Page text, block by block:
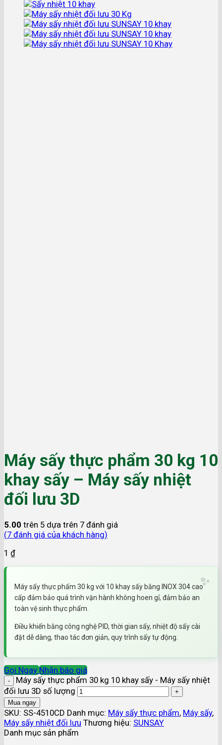
Máy sấy thực phẩm 30 kg 10
khay sấy – Máy sấy nhiệt
đối lưu 3D
5.00 trên 5 dựa trên 7 đánh giá
(7 đánh giá của khách hàng)
1 ₫
Máy sấy thực phẩm 30 kg với 10 khay sấy bằng INOX 304 cao
cấp đảm bảo quá trình vận hành không hoen gỉ, đảm bảo an
toàn vệ sinh thực phẩm.
Điều khiển bằng công nghệ PID, thời gian sấy, nhiệt độ sấy cài
đặt dễ dàng, thao tác đơn giản, quy trình sấy tự động.
Gọi Ngay Nhận báo giá
Máy sấy thực phẩm 30 kg 10 khay sấy - Máy sấy nhiệt
đối lưu 3D số lượng
Mua ngay
SKU: SS-4510CD Danh mục: Máy sấy thực phẩm, Máy sấy,
Máy sấy nhiệt đối lưu Thương hiệu: SUNSAY
Danh mục sản phẩm